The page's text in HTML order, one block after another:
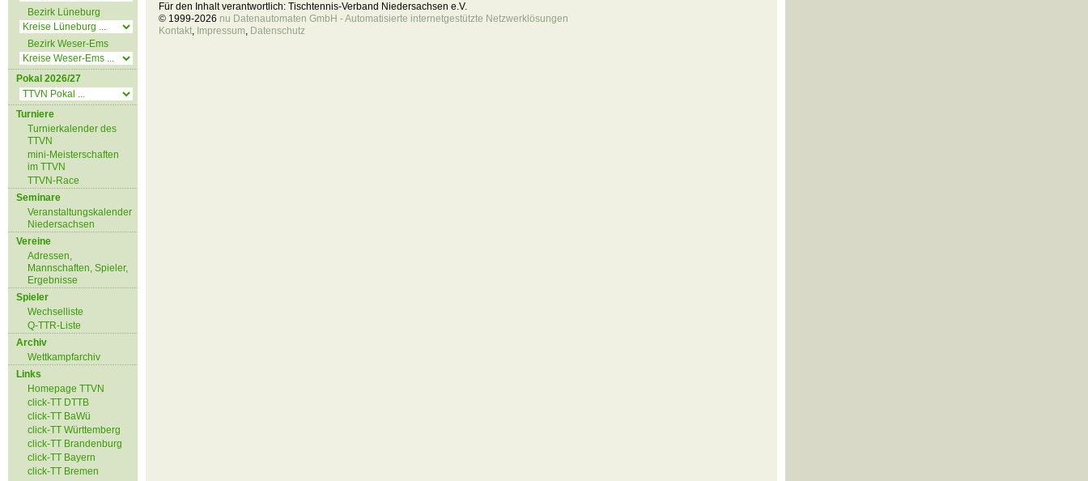
Bezirk Lüneburg
Bezirk Weser-Ems
Pokal 2026/27
Turniere
Turnierkalender des
TTVN
mini-Meisterschaften
im TTVN
TTVN-Race
Seminare
Veranstaltungskalender
Niedersachsen
Vereine
Adressen,
Mannschaften, Spieler,
Ergebnisse
Spieler
Wechselliste
Q-TTR-Liste
Archiv
Wettkampfarchiv
Links
Homepage TTVN
click-TT DTTB
click-TT BaWü
click-TT Württemberg
click-TT Brandenburg
click-TT Bayern
click-TT Bremen
Für den Inhalt verantwortlich: Tischtennis-Verband Niedersachsen e.V.
© 1999-2026 nu Datenautomaten GmbH - Automatisierte internetgestützte Netzwerklösungen
Kontakt, Impressum, Datenschutz